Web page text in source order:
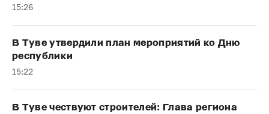
15:26
В Туве утвердили план мероприятий ко Дню
республики
15:22
В Туве чествуют строителей: Глава региона